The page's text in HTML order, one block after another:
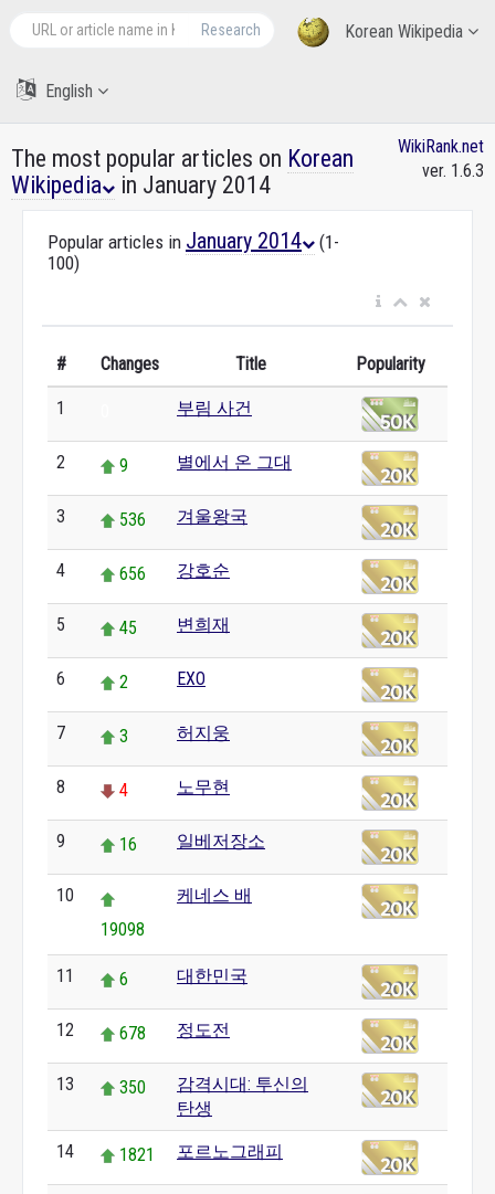
Korean Wikipedia
Research
English
The most popular articles on Korean
Wikipedia
in January 2014
WikiRank.net
ver. 1.6.3
Popular articles in January 2014
(1-
100)
# Changes Title Popularity
1 부림 사건
2 9 별에서 온 그대
3 536 겨울왕국
4 656 강호순
5 45 변희재
6 2 EXO
7 3 허지웅
8 4 노무현
9 16 일베저장소
10
19098
케네스 배
11 6 대한민국
12 678 정도전
13 350
감격시대: 투신의
탄생
14 1821 포르노그래피